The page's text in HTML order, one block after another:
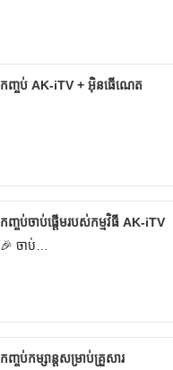
កញ្ចប់ AK-iTV + អ៊ិនធើណេត
កញ្ចប់ចាប់ផ្តើមរបស់កម្មវិធី AK-iTV
🎉 ចាប់…
កញ្ចប់កម្សាន្តសម្រាប់គ្រួសារ